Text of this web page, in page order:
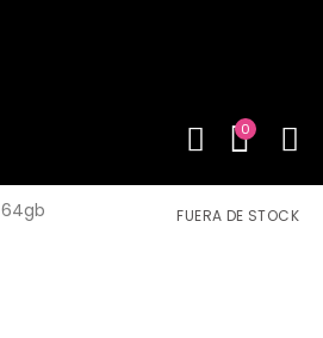
0
FUERA DE STOCK